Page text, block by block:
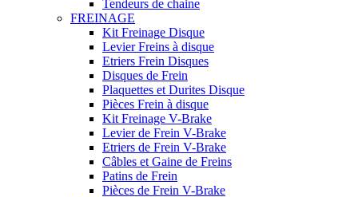
Tendeurs de chaine
FREINAGE
Kit Freinage Disque
Levier Freins à disque
Etriers Frein Disques
Disques de Frein
Plaquettes et Durites Disque
Pièces Frein à disque
Kit Freinage V-Brake
Levier de Frein V-Brake
Etriers de Frein V-Brake
Câbles et Gaine de Freins
Patins de Frein
Pièces de Frein V-Brake